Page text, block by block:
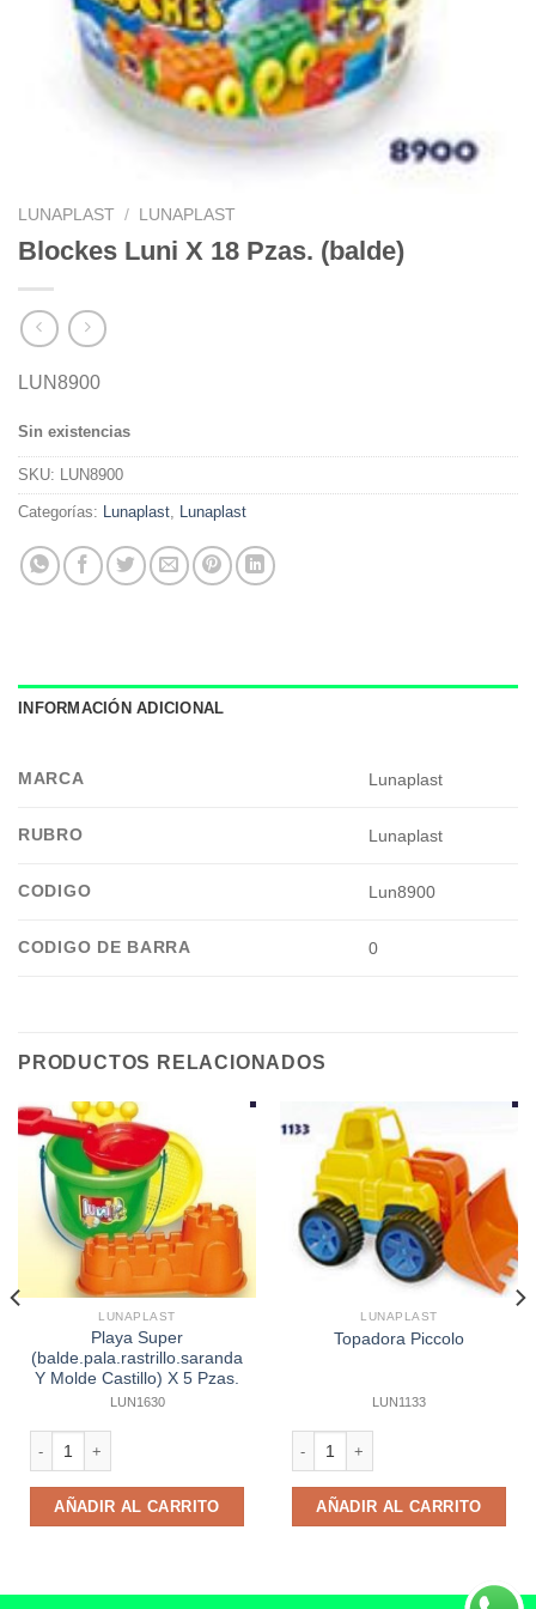
LUNAPLAST / LUNAPLAST
Blockes Luni X 18 Pzas. (balde)
LUN8900
Sin existencias
SKU: LUN8900
Categorías: Lunaplast, Lunaplast
INFORMACIÓN ADICIONAL
MARCA Lunaplast
RUBRO Lunaplast
CODIGO Lun8900
CODIGO DE BARRA 0
PRODUCTOS RELACIONADOS
LUNAPLAST
Playa Super
(balde.pala.rastrillo.saranda
Y Molde Castillo) X 5 Pzas.
LUN1630
AÑADIR AL CARRITO
LUNAPLAST
Topadora Piccolo
LUN1133
AÑADIR AL CARRITO